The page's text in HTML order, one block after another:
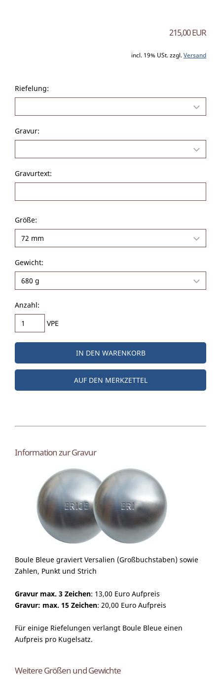
215,00 EUR
incl. 19% USt. zzgl. Versand
Riefelung:
Gravur:
Gravurtext:
Größe:
Gewicht:
Anzahl:
VPE
IN DEN WARENKORB
AUF DEN MERKZETTEL
Information zur Gravur
Boule Bleue graviert Versalien (Großbuchstaben) sowie
Zahlen, Punkt und Strich
Gravur max. 3 Zeichen: 13,00 Euro Aufpreis
Gravur: max. 15 Zeichen: 20,00 Euro Aufpreis
Für einige Riefelungen verlangt Boule Bleue einen
Aufpreis pro Kugelsatz.
Weitere Größen und Gewichte